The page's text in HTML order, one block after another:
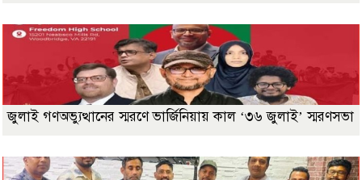
জুলাই গণঅভ্যুত্থানের স্মরণে ভার্জিনিয়ায় কাল ‘৩৬ জুলাই’ স্মরণসভা